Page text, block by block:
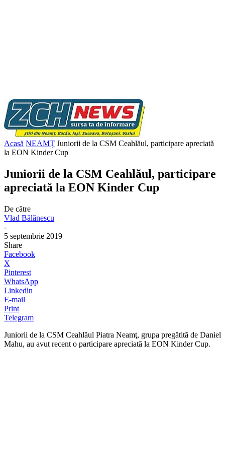
Acasă NEAMȚ Juniorii de la CSM Ceahlăul, participare apreciată
la EON Kinder Cup
Juniorii de la CSM Ceahlăul, participare
apreciată la EON Kinder Cup
De către
Vlad Bălănescu
-
5 septembrie 2019
Share
Facebook
X
Pinterest
WhatsApp
Linkedin
E-mail
Print
Telegram
Juniorii de la CSM Ceahlăul Piatra Neamţ, grupa pregătită de Daniel
Mahu, au avut recent o participare apreciată la EON Kinder Cup.